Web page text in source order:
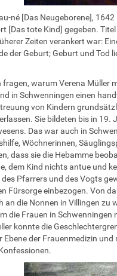
né [Das Neugeborene],
[Das tote Kind] gegeben.
Zeiten verankert war:
der Geburt; Geburt und Tod
warum Verena Müller
in Schwenningen einen
von Kindern
Sie bildeten bis in
Das war auch in
Wöchnerinnen,
dass sie die Hebamme
dem Kind nichts antue und
Pfarrers und des Vogts
Fürsorge einbezogen. Von
an die Nonnen in Villingen
die Frauen in
konnte die
Ebene der Frauenmedizin